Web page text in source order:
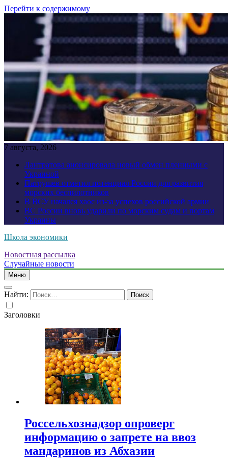
Перейти к содержимому
7 августа, 2026
Лантратова анонсировала новый обмен пленными с
Украиной
Патрушев отметил потенциал России для развития
морских беспилотников
В ВСУ начался хаос из-за успехов российской армии
ВС России вновь ударили по морским судам и портам
Украины
Школа экономики
Новостная рассылка
Случайные новости
Меню
Найти:
Заголовки
Россельхознадзор опроверг
информацию о запрете на ввоз
мандаринов из Абхазии